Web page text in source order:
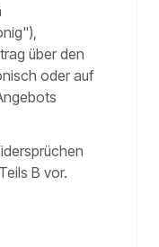
über den
oder auf
B vor.